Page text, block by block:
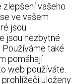
zlepšení vašeho
ve vašem
jsou
jsou nezbytné
také
pomáhají
web používáte.
uloženy